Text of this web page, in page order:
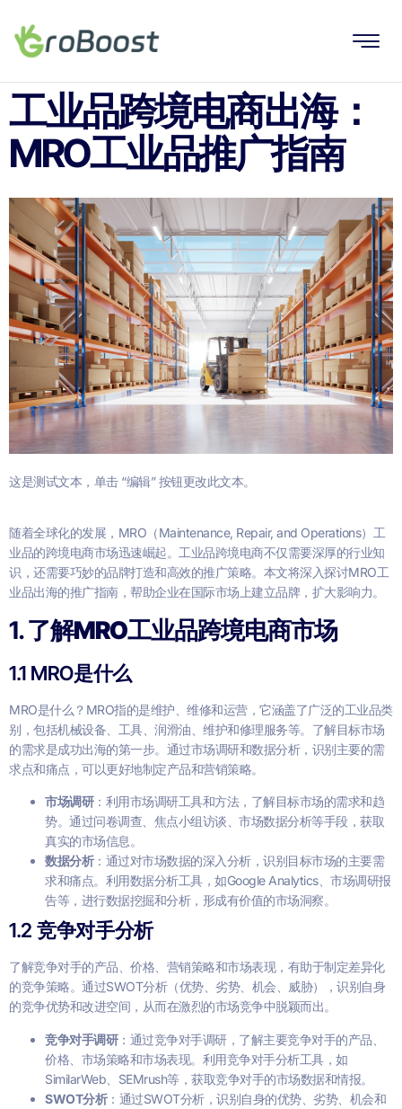
工业品跨境电商出海：
MRO工业品推广指南
这是测试文本，单击 “编辑” 按钮更改此文本。
随着全球化的发展，MRO（Maintenance, Repair, and Operations）工
业品的跨境电商市场迅速崛起。工业品跨境电商不仅需要深厚的行业知
识，还需要巧妙的品牌打造和高效的推广策略。本文将深入探讨MRO工
业品出海的推广指南，帮助企业在国际市场上建立品牌，扩大影响力。
1.了解MRO工业品跨境电商市场
1.1 MRO是什么
MRO是什么？MRO指的是维护、维修和运营，它涵盖了广泛的工业品类
别，包括机械设备、工具、润滑油、维护和修理服务等。了解目标市场
的需求是成功出海的第一步。通过市场调研和数据分析，识别主要的需
求点和痛点，可以更好地制定产品和营销策略。
市场调研：利用市场调研工具和方法，了解目标市场的需求和趋
势。通过问卷调查、焦点小组访谈、市场数据分析等手段，获取
真实的市场信息。
数据分析：通过对市场数据的深入分析，识别目标市场的主要需
求和痛点。利用数据分析工具，如Google Analytics、市场调研报
告等，进行数据挖掘和分析，形成有价值的市场洞察。
1.2 竞争对手分析
了解竞争对手的产品、价格、营销策略和市场表现，有助于制定差异化
的竞争策略。通过SWOT分析（优势、劣势、机会、威胁），识别自身
的竞争优势和改进空间，从而在激烈的市场竞争中脱颖而出。
竞争对手调研：通过竞争对手调研，了解主要竞争对手的产品、
价格、市场策略和市场表现。利用竞争对手分析工具，如
SimilarWeb、SEMrush等，获取竞争对手的市场数据和情报。
SWOT分析：通过SWOT分析，识别自身的优势、劣势、机会和